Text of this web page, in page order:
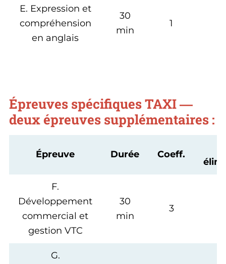
E. Expression et
compréhension
en anglais
30
min
1
Épreuves spécifiques TAXI —
deux épreuves supplémentaires :
Épreuve Durée Coeff.
F.
Développement
commercial et
gestion VTC
30
min
3
G.